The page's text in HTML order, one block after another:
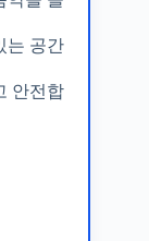
는 공간
안전합